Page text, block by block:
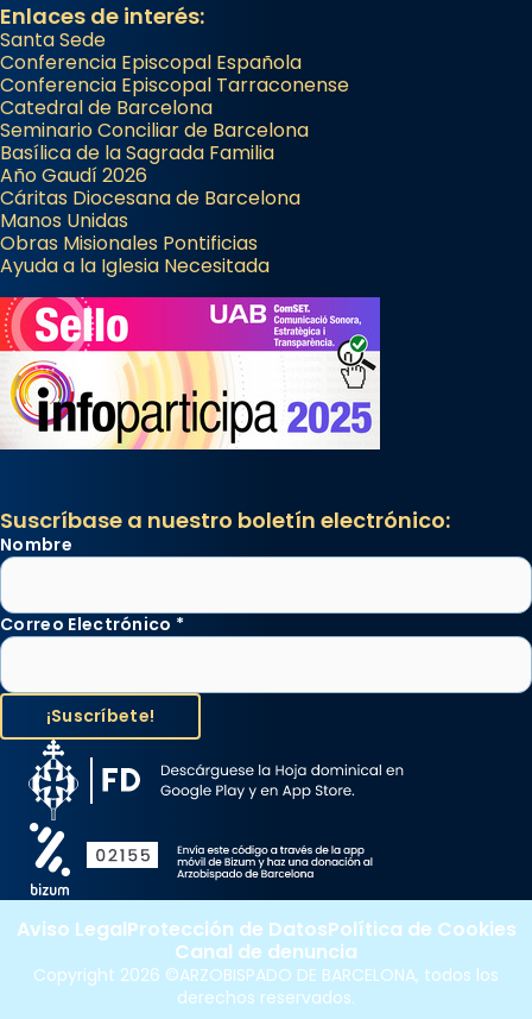
Enlaces de interés:
Santa Sede
Conferencia Episcopal Española
Conferencia Episcopal Tarraconense
Catedral de Barcelona
Seminario Conciliar de Barcelona
Basílica de la Sagrada Familia
Año Gaudí 2026
Cáritas Diocesana de Barcelona
Manos Unidas
Obras Misionales Pontificias
Ayuda a la Iglesia Necesitada
Suscríbase a nuestro boletín electrónico:
Nombre
Correo Electrónico *
Copyright 2026 ©ARZOBISPADO DE BARCELONA, todos los
derechos reservados.
Aviso LegalProtección de DatosPolítica de Cookies
Canal de denuncia